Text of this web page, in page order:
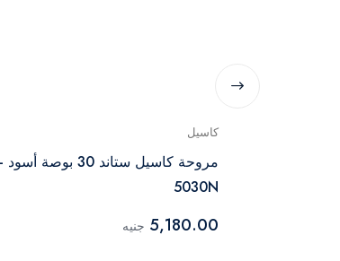
كاسيل
5030N
5,180.00 جنيه